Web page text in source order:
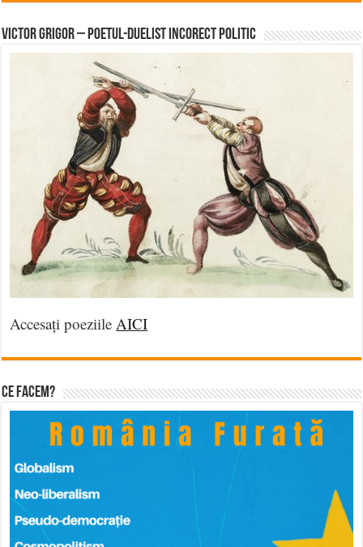
Victor Grigor – Poetul-Duelist Incorect Politic
Accesați poeziile AICI
Ce facem?